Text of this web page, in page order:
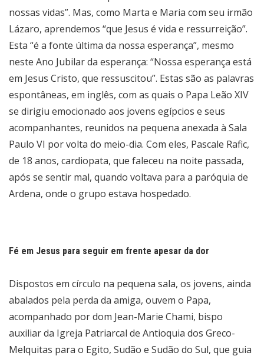
nossas vidas”. Mas, como Marta e Maria com seu irmão
Lázaro, aprendemos “que Jesus é vida e ressurreição”.
Esta “é a fonte última da nossa esperança”, mesmo
neste Ano Jubilar da esperança: “Nossa esperança está
em Jesus Cristo, que ressuscitou”. Estas são as palavras
espontâneas, em inglês, com as quais o Papa Leão XIV
se dirigiu emocionado aos jovens egípcios e seus
acompanhantes, reunidos na pequena anexada à Sala
Paulo VI por volta do meio-dia. Com eles, Pascale Rafic,
de 18 anos, cardiopata, que faleceu na noite passada,
após se sentir mal, quando voltava para a paróquia de
Ardena, onde o grupo estava hospedado.
Fé em Jesus para seguir em frente apesar da dor
Dispostos em círculo na pequena sala, os jovens, ainda
abalados pela perda da amiga, ouvem o Papa,
acompanhado por dom Jean-Marie Chami, bispo
auxiliar da Igreja Patriarcal de Antioquia dos Greco-
Melquitas para o Egito, Sudão e Sudão do Sul, que guia